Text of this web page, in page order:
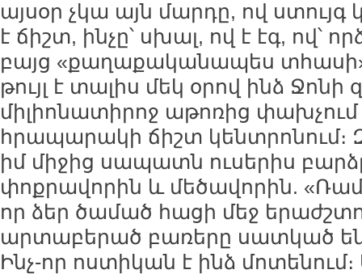
այսօր չկա այն մարդը, ով ստույգ
է ճիշտ, ինչը՝ սխալ, ով է էգ, ով՝
բայց «քաղաքականապես
թույլ է տալիս մեկ օրով ինձ
միլիոնատիրոջ աթոռից փախչում
հրապարակի ճիշտ կենտրոնում։
իմ միջից սապատն ուսերիս
փոքրավորին և մեծավորին.
որ ձեր ծամած հացի մեջ
արտաբերած բառերը սատկած են,
Ինչ-որ ոստիկան է ինձ